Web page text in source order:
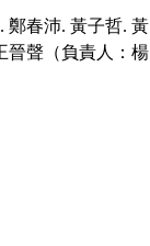
鄭春沛. 黃子哲. 黃
晉聲（負責人：楊